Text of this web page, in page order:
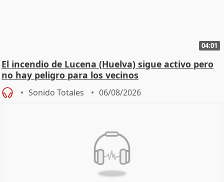
04:01
El incendio de Lucena (Huelva) sigue activo pero
no hay peligro para los vecinos
Sonido Totales 06/08/2026